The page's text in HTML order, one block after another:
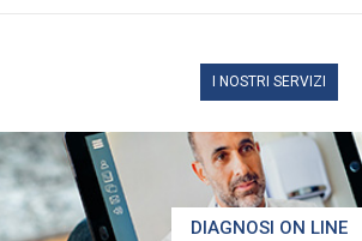
I NOSTRI SERVIZI
DIAGNOSI ON LINE